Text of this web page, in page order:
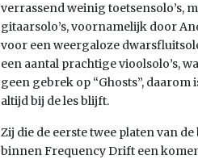
verrassend weinig toetsensolo’s,
gitaarsolo’s, voornamelijk door
voor een weergaloze
een aantal prachtige vioolsolo’s,
geen gebrek op “Ghosts”,
altijd bij de les blijft.
Zij die de eerste twee platen van
binnen Frequency Drift een